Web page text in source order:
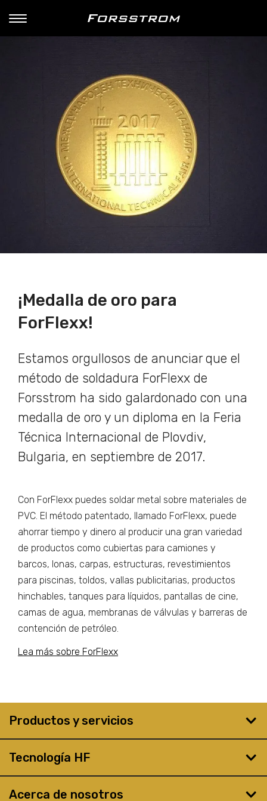
¡Medalla de oro para
ForFlexx!
Estamos orgullosos de anunciar que el
método de soldadura ForFlexx de
Forsstrom ha sido galardonado con una
medalla de oro y un diploma en la Feria
Técnica Internacional de Plovdiv,
Bulgaria, en septiembre de 2017.
Con ForFlexx puedes soldar metal sobre materiales de
PVC. El método patentado, llamado ForFlexx, puede
ahorrar tiempo y dinero al producir una gran variedad
de productos como cubiertas para camiones y
barcos, lonas, carpas, estructuras, revestimientos
para piscinas, toldos, vallas publicitarias, productos
hinchables, tanques para líquidos, pantallas de cine,
camas de agua, membranas de válvulas y barreras de
contención de petróleo.
Lea más sobre ForFlexx
Productos y servicios
Tecnología HF
Acerca de nosotros